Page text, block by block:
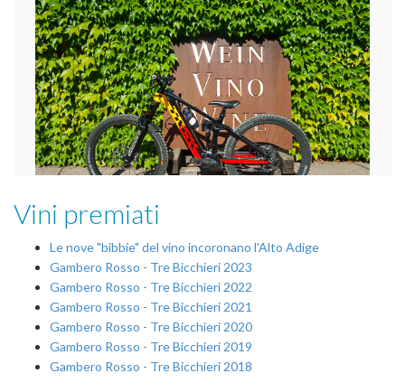
Vini premiati
Le nove "bibbie" del vino incoronano l'Alto Adige
Gambero Rosso - Tre Bicchieri 2023
Gambero Rosso - Tre Bicchieri 2022
Gambero Rosso - Tre Bicchieri 2021
Gambero Rosso - Tre Bicchieri 2020
Gambero Rosso - Tre Bicchieri 2019
Gambero Rosso - Tre Bicchieri 2018